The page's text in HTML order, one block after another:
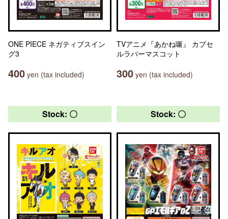
ONE PIECE ネガティブスイン
グ3
400 yen (tax included)
TVアニメ『あかね噺』 カプセ
ルラバーマスコット
300 yen (tax included)
Stock: 〇 Stock: 〇